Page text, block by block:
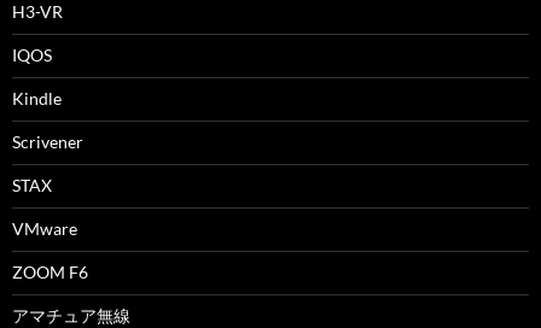
H3-VR
IQOS
Kindle
Scrivener
STAX
VMware
ZOOM F6
アマチュア無線